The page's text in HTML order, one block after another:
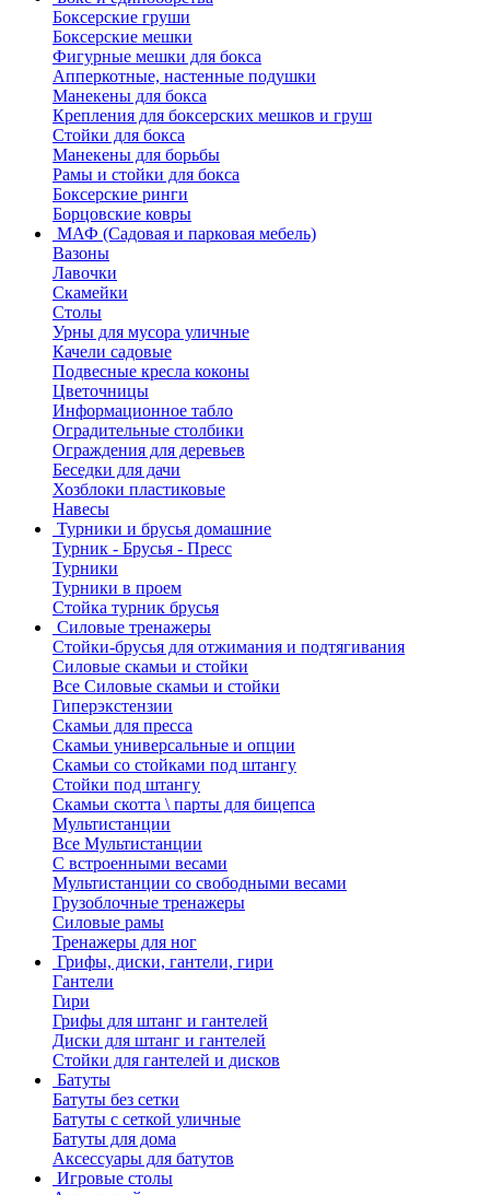
Боксерские груши
Боксерские мешки
Фигурные мешки для бокса
Апперкотные, настенные подушки
Манекены для бокса
Крепления для боксерских мешков и груш
Стойки для бокса
Манекены для борьбы
Рамы и стойки для бокса
Боксерские ринги
Борцовские ковры
МАФ (Садовая и парковая мебель)
Вазоны
Лавочки
Скамейки
Столы
Урны для мусора уличные
Качели садовые
Подвесные кресла коконы
Цветочницы
Информационное табло
Оградительные столбики
Ограждения для деревьев
Беседки для дачи
Хозблоки пластиковые
Навесы
Турники и брусья домашние
Турник - Брусья - Пресс
Турники
Турники в проем
Стойка турник брусья
Силовые тренажеры
Стойки-брусья для отжимания и подтягивания
Силовые скамьи и стойки
Все Силовые скамьи и стойки
Гиперэкстензии
Скамьи для пресса
Скамьи универсальные и опции
Скамьи со стойками под штангу
Стойки под штангу
Скамьи скотта \ парты для бицепса
Мультистанции
Все Мультистанции
С встроенными весами
Мультистанции со свободными весами
Грузоблочные тренажеры
Силовые рамы
Тренажеры для ног
Грифы, диски, гантели, гири
Гантели
Гири
Грифы для штанг и гантелей
Диски для штанг и гантелей
Стойки для гантелей и дисков
Батуты
Батуты без сетки
Батуты с сеткой уличные
Батуты для дома
Аксессуары для батутов
Игровые столы